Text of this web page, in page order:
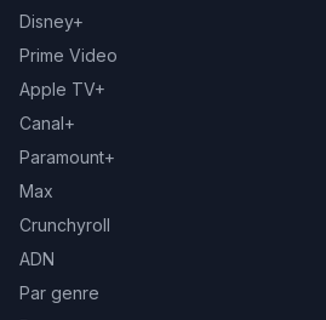
Disney+
Prime Video
Apple TV+
Canal+
Paramount+
Max
Crunchyroll
ADN
Par genre